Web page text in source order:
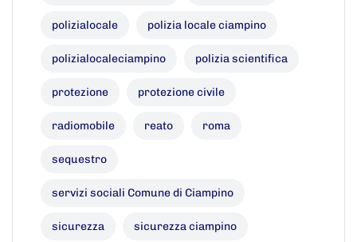
polizialocale polizia locale ciampino
polizialocaleciampino polizia scientifica
protezione protezione civile
radiomobile reato roma
sequestro
servizi sociali Comune di Ciampino
sicurezza sicurezza ciampino